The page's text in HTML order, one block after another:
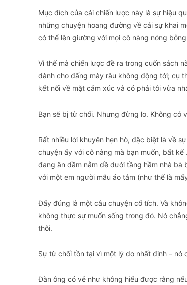
​Mục đích của cái chiến lược này là sự hiệu
những chuyện hoang đường về cái sự khai
có thể lên giường với mọi cô nàng nóng
​Vì thế mà chiến lược đề ra trong cuốn sách
dành cho đấng mày râu không động tới; cụ
kết nối về mặt cảm xúc và có phải tôi vừa
​Bạn sẽ bị từ chối. Nhưng đừng lo. Không có
​Rất nhiều lời khuyên hẹn hò, đặc biệt là về
chuyện ấy với cô nàng mà bạn muốn, bất
đang ăn dầm nằm dề dưới tầng hầm nhà
với một em người mẫu áo tắm (như thể là
​Đấy đúng là một câu chuyện cổ tích. Và
không thực sự muốn sống trong đó. Nó
thôi.
​Sự từ chối tồn tại vì một lý do nhất định –
​Đàn ông có vẻ như không hiểu được rằng